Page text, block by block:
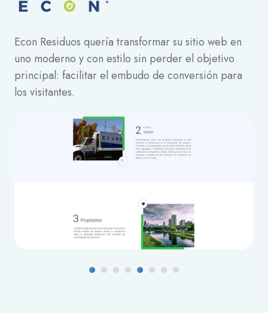
Econ Residuos quería transformar su sitio web en
uno moderno y con estilo sin perder el objetivo
principal: facilitar el embudo de conversión para
los visitantes.